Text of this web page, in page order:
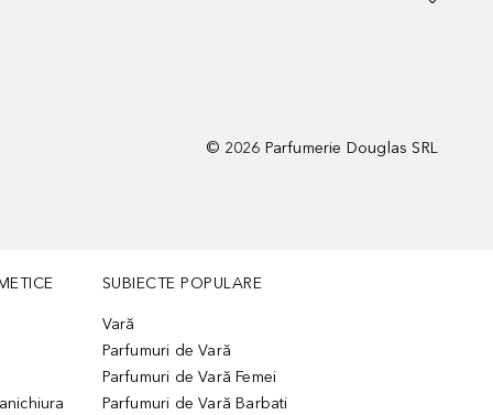
© 2026 Parfumerie Douglas SRL
SUBIECTE POPULARE
Vară
Parfumuri de Vară
Parfumuri de Vară Femei
Parfumuri de Vară Barbati